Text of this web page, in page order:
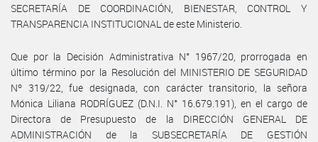
SECRETARÍA DE COORDINACIÓN, BIENESTAR, CONTROL Y
TRANSPARENCIA INSTITUCIONAL de este Ministerio.
Que por la Decisión Administrativa N° 1967/20, prorrogada en
último término por la Resolución del MINISTERIO DE SEGURIDAD
Nº 319/22, fue designada, con carácter transitorio, la señora
Mónica Liliana RODRÍGUEZ (D.N.I. N° 16.679.191), en el cargo de
Directora de Presupuesto de la DIRECCIÓN GENERAL DE
ADMINISTRACIÓN de la SUBSECRETARÍA DE GESTIÓN